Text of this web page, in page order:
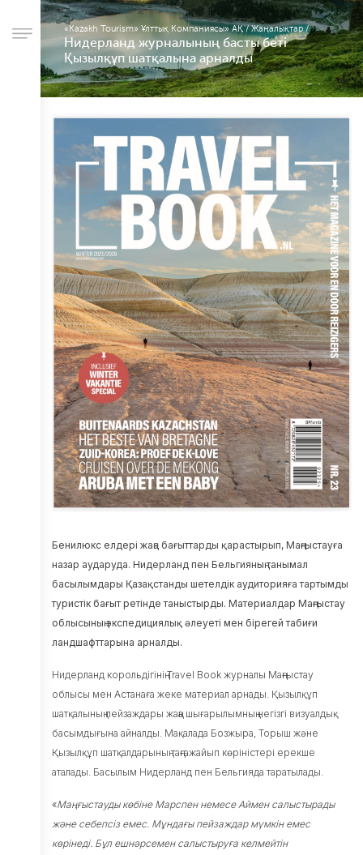
Компания
туралы
Басқарма
Корпоративтік
Жұмыс
орындары
Есеп
беру
Халықпен
байланыc
Сыбайлас
жемқорлыққа
қарсы
қызмет
Компанияның
құрылымы
аудит
Жүйелік
шаралар
Тарих
Қоғамдық
кеңес
Сұрақ-
Жобалар
Kids Go Free
бағдарламасы
бойынша
субсидиялау
жобалар
Талдау
«Kazakh Tourism» Ұлттық Компаниясы» АҚ/Жаңалықтар/
Нидерланд журналының басты беті
Қызылқұп шатқалына арналды
Бенилюкс елдері жаңа бағыттарды қарастырып, Маңғыстауға
назар аударуда. Нидерланд пен Бельгияның танымал
басылымдары Қазақстанды шетелдік аудиторияға тартымды
туристік бағыт ретінде таныстырды. Материалдар Маңғыстау
облысының экспедициялық әлеуеті мен бірегей табиғи
ландшафттарына арналды.
Нидерланд корольдігінің Travel Book журналы Маңғыстау
облысы мен Астанаға жеке материал арнады. Қызылқұп
шатқалының пейзаждары жаңа шығарылымның негізгі визуалдық
басымдығына айналды. Мақалада Бозжыра, Торыш және
Қызылқұп шатқалдарының таңғажайып көріністері ерекше
аталады. Басылым Нидерланд пен Бельгияда таратылады.
«Маңғыстауды көбіне Марспен немесе Аймен салыстырады
және себепсіз емес. Мұндағы пейзаждар мүмкін емес
көрінеді. Бұл ешнәрсемен салыстыруға келмейтін